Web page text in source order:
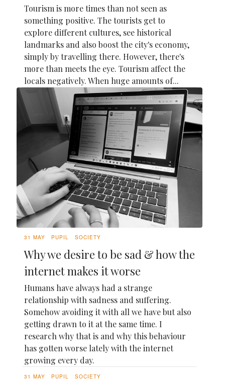
Tourism is more times than not seen as
something positive. The tourists get to
explore different cultures, see historical
landmarks and also boost the city's economy,
simply by travelling there. However, there's
more than meets the eye. Tourism affect the
locals negatively. When huge amounts of...
31 MAY PUPIL SOCIETY
Why we desire to be sad & how the
internet makes it worse
Humans have always had a strange
relationship with sadness and suffering.
Somehow avoiding it with all we have but also
getting drawn to it at the same time. I
research why that is and why this behaviour
has gotten worse lately with the internet
growing every day.
31 MAY PUPIL SOCIETY